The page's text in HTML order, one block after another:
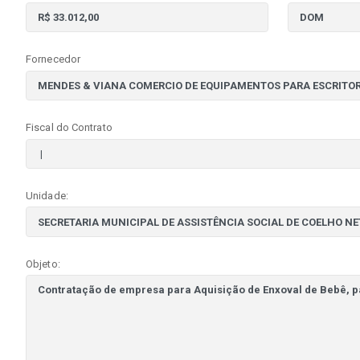
Fornecedor
Fiscal do Contrato
Unidade:
Objeto: